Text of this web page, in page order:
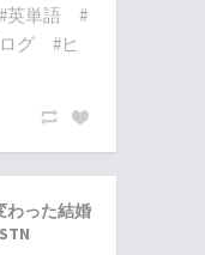
#英単語
#
グ
#ヒ
わった結婚